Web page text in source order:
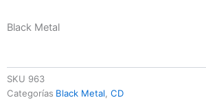
Black Metal
SKU 963
Categorías Black Metal, CD